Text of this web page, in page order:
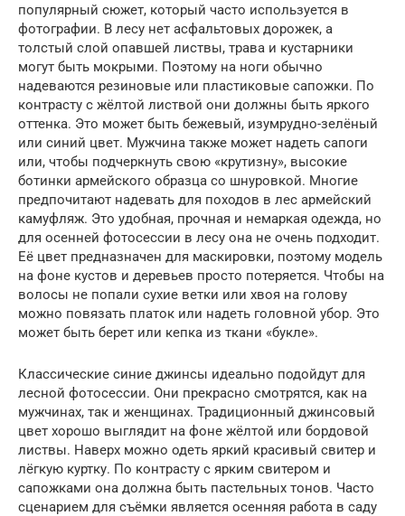
популярный сюжет, который часто используется в
фотографии. В лесу нет асфальтовых дорожек, а
толстый слой опавшей листвы, трава и кустарники
могут быть мокрыми. Поэтому на ноги обычно
надеваются резиновые или пластиковые сапожки. По
контрасту с жёлтой листвой они должны быть яркого
оттенка. Это может быть бежевый, изумрудно-зелёный
или синий цвет. Мужчина также может надеть сапоги
или, чтобы подчеркнуть свою «крутизну», высокие
ботинки армейского образца со шнуровкой. Многие
предпочитают надевать для походов в лес армейский
камуфляж. Это удобная, прочная и немаркая одежда, но
для осенней фотосессии в лесу она не очень подходит.
Её цвет предназначен для маскировки, поэтому модель
на фоне кустов и деревьев просто потеряется. Чтобы на
волосы не попали сухие ветки или хвоя на голову
можно повязать платок или надеть головной убор. Это
может быть берет или кепка из ткани «букле».
Классические синие джинсы идеально подойдут для
лесной фотосессии. Они прекрасно смотрятся, как на
мужчинах, так и женщинах. Традиционный джинсовый
цвет хорошо выглядит на фоне жёлтой или бордовой
листвы. Наверх можно одеть яркий красивый свитер и
лёгкую куртку. По контрасту с ярким свитером и
сапожками она должна быть пастельных тонов. Часто
сценарием для съёмки является осенняя работа в саду